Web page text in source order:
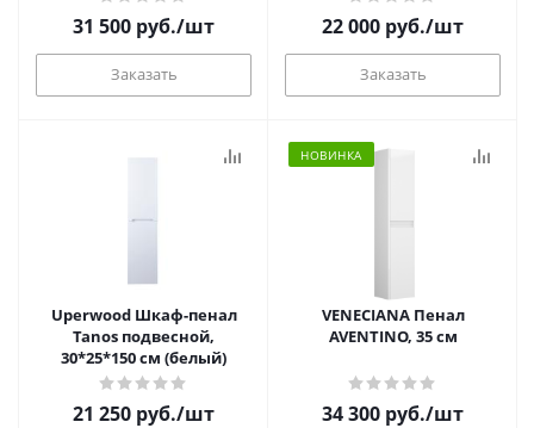
31 500 руб./шт
Заказать
22 000 руб./шт
Заказать
Uperwood Шкаф-пенал
Tanos подвесной,
30*25*150 см (белый)
21 250 руб./шт
НОВИНКА
VENECIANA Пенал
AVENTINO, 35 см
34 300 руб./шт